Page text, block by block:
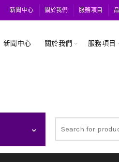
新聞中心 關於我們 服務項目
新聞中心 關於我們 服務項目
for: